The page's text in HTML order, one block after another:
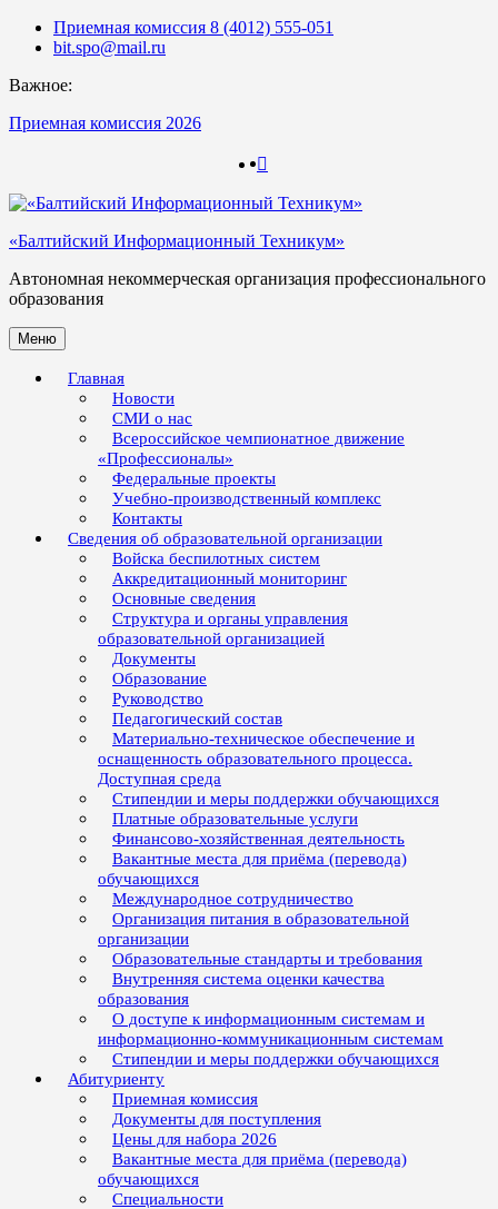
Skip
Приемная комиссия 8 (4012) 555-051
bit.spo@mail.ru
Важное:
Приемная комиссия 2026
«Балтийский Информационный Техникум»
Автономная некоммерческая организация профессионального
образования
Меню
Главная
Новости
СМИ о нас
Всероссийское чемпионатное движение
«Профессионалы»
Федеральные проекты
Учебно-производственный комплекс
Контакты
Сведения об образовательной организации
Войска беспилотных систем
Аккредитационный мониторинг
Основные сведения
Структура и органы управления
образовательной организацией
Документы
Образование
Руководство
Педагогический состав
Материально-техническое обеспечение и
оснащенность образовательного процесса.
Доступная среда
Стипендии и меры поддержки обучающихся
Платные образовательные услуги
Финансово-хозяйственная деятельность
Вакантные места для приёма (перевода)
обучающихся
Международное сотрудничество
Организация питания в образовательной
организации
Образовательные стандарты и требования
Внутренняя система оценки качества
образования
О доступе к информационным системам и
информационно-коммуникационным системам
Стипендии и меры поддержки обучающихся
Абитуриенту
Приемная комиссия
Документы для поступления
Цены для набора 2026
Вакантные места для приёма (перевода)
обучающихся
Специальности